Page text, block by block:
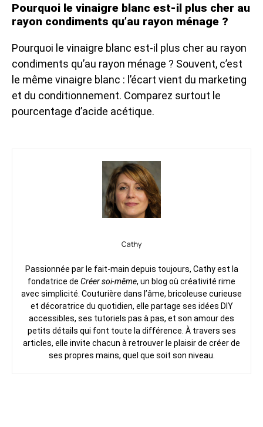
Pourquoi le vinaigre blanc est-il plus cher au
rayon condiments qu’au rayon ménage ?
Pourquoi le vinaigre blanc est-il plus cher au rayon
condiments qu’au rayon ménage ? Souvent, c’est
le même vinaigre blanc : l’écart vient du marketing
et du conditionnement. Comparez surtout le
pourcentage d’acide acétique.
Cathy
Passionnée par le fait-main depuis toujours, Cathy est la
fondatrice de Créer soi-même, un blog où créativité rime
avec simplicité. Couturière dans l’âme, bricoleuse curieuse
et décoratrice du quotidien, elle partage ses idées DIY
accessibles, ses tutoriels pas à pas, et son amour des
petits détails qui font toute la différence. À travers ses
articles, elle invite chacun à retrouver le plaisir de créer de
ses propres mains, quel que soit son niveau.